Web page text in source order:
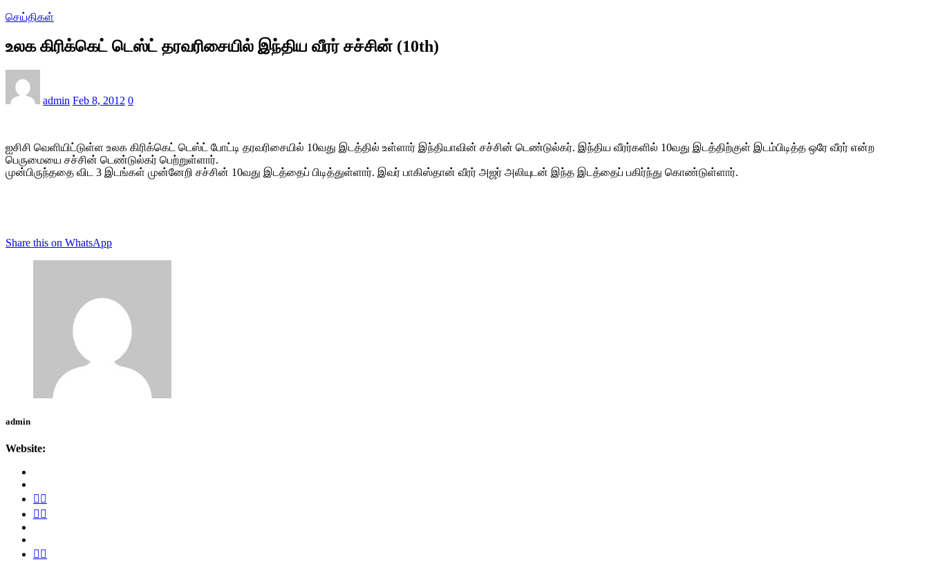
செய்திகள்
உலக கிரிக்கெட் டெஸ்ட் தரவரிசையில் இந்திய வீரர் சச்சின் (10th)
admin Feb 8, 2012 0
ஐசிசி வெளியிட்டுள்ள உலக கிரிக்கெட் டெஸ்ட் போட்டி தரவரிசையில் 10வது இடத்தில் உள்ளார் இந்தியாவின் சச்சின் டெண்டுல்கர். இந்திய வீரர்களில் 10வது இடத்திற்குள் இடம்பிடித்த ஒரே வீரர் என்ற
பெருமையை சச்சின் டெண்டுல்கர் பெற்றுள்ளார்.
முன்பிருந்ததை விட 3 இடங்கள் முன்னேறி சச்சின் 10வது இடத்தைப் பிடித்துள்ளார். இவர் பாகிஸ்தான் வீரர் அஜர் அலியுடன் இந்த இடத்தைப் பகிர்ந்து கொண்டுள்ளார்.
Share this on WhatsApp
admin
Website: